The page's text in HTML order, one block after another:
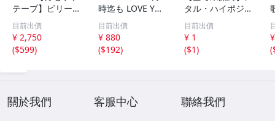
テープ】ビリー・
ヴォーン ベス
ト BEST ONE
全２０曲
目前出價
¥ 2,750
($599)
時迄も LOVE YO
U ※歌詞アリ
目前出價
¥ 880
($192)
タル・ハイポジ中
心 カセットテー
プ大量まとめ 約
1.7kg AXIA TDK
SONY maxell 生
目前出價
¥ 1
($1)
(
關於我們 客服中心 聯絡我們